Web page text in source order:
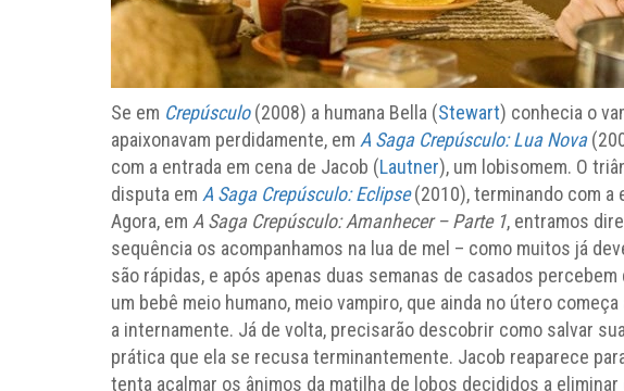
Se em Crepúsculo(2008) a humana Bella (Stewart) conhecia o
apaixonavam perdidamente, em A Saga Crepúsculo: Lua Nova
com a entrada em cena de Jacob (Lautner), um lobisomem. O
disputa em A Saga Crepúsculo: Eclipse (2010), terminando com a
Agora, em A Saga Crepúsculo: Amanhecer – Parte 1, entramos
sequência os acompanhamos na lua de mel – como muitos já
são rápidas, e após apenas duas semanas de casados
um bebê meio humano, meio vampiro, que ainda no útero
a internamente. Já de volta, precisarão descobrir como salvar
prática que ela se recusa terminantemente. Jacob reaparece
tenta acalmar os ânimos da matilha de lobos decididos a